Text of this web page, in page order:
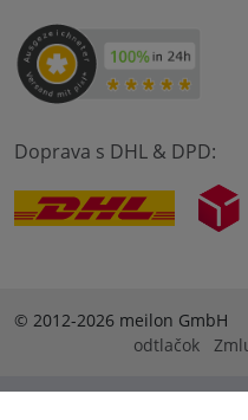
Doprava s DHL & DPD:
© 2012-2026 meilon GmbH
odtlačok